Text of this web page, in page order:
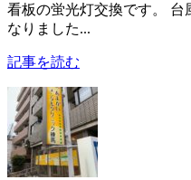
看板の蛍光灯交換です。 台
なりました...
記事を読む